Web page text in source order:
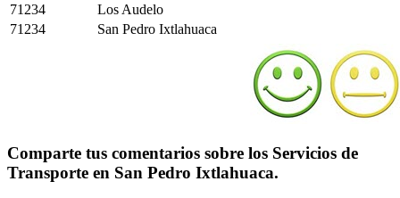
71234
Los Audelo
71234
San Pedro Ixtlahuaca
Comparte tus comentarios sobre los Servicios de
Transporte en San Pedro Ixtlahuaca.